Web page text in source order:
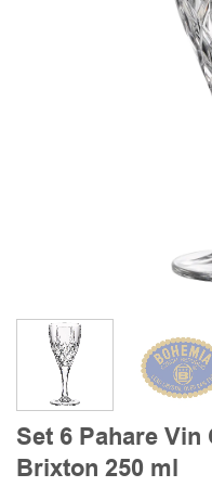
Set 6 Pahare
Brixton 250 ml